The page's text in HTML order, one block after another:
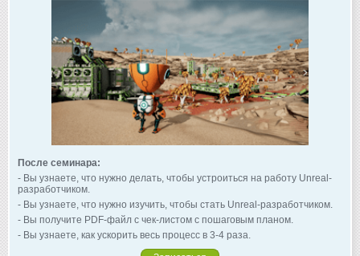
После семинара:
- Вы узнаете, что нужно делать, чтобы устроиться на работу Unreal-
разработчиком.
- Вы узнаете, что нужно изучить, чтобы стать Unreal-разработчиком.
- Вы получите PDF-файл с чек-листом с пошаговым планом.
- Вы узнаете, как ускорить весь процесс в 3-4 раза.